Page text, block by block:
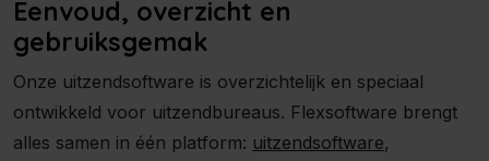
Eenvoud, overzicht en
gebruiksgemak
Onze uitzendsoftware is overzichtelijk en speciaal
ontwikkeld voor uitzendbureaus. Flexsoftware brengt
alles samen in één platform: uitzendsoftware,